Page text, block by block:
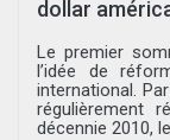
dollar
Le premier
l’idée de
international.
régulièrement
décennie 2010,